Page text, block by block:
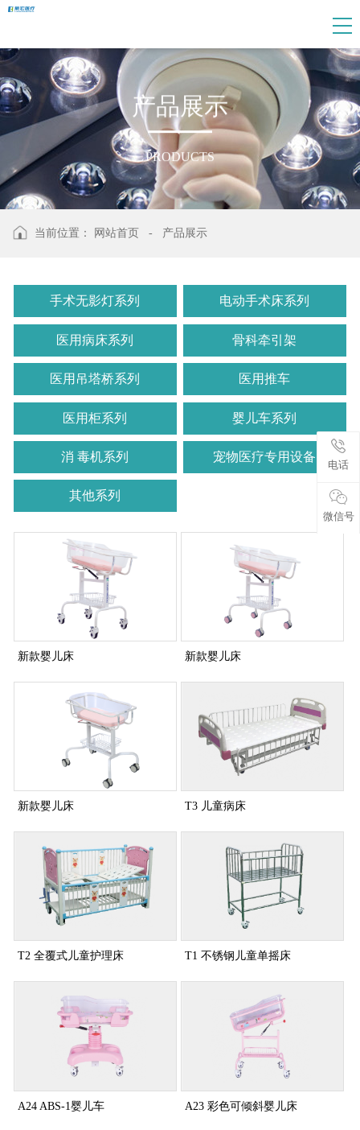
产品展示
PRODUCTS
当前位置： 网站首页 - 产品展示
手术无影灯系列 电动手术床系列
医用病床系列 骨科牵引架
医用吊塔桥系列 医用推车
医用柜系列 婴儿车系列
消 毒机系列 宠物医疗专用设备
其他系列
新款婴儿床
新款婴儿床
T2 全覆式儿童护理床
A24 ABS-1婴儿车
新款婴儿床
T3 儿童病床
T1 不锈钢儿童单摇床
A23 彩色可倾斜婴儿床
电话
微信号